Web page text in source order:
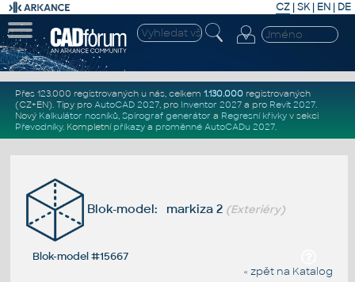
CZ | SK| EN | DE
Přes 123.000 registrovaných u nás, celkem 1.130.000registrovaných
(CZ+EN). Tipy pro AutoCAD 2027, pro Inventor 2027a pro Revit 2027.
Nový Kalkulátor nosníků, Spirograf generátor a Regresní křivkyv sekci
Převodníky. Kompletní příkazya proměnné AutoCADu 2027.
Blok-model: markiza 2 (Exteriéry)
Blok-model #15667
« zpět na Katalog